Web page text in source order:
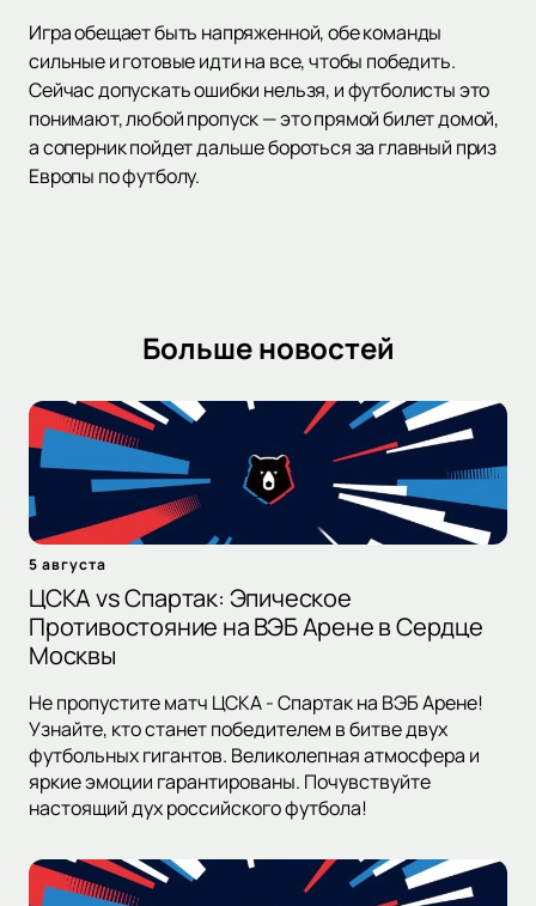
Игра обещает быть напряженной, обе команды
сильные и готовые идти на все, чтобы победить.
Сейчас допускать ошибки нельзя, и футболисты это
понимают, любой пропуск — это прямой билет домой,
а соперник пойдет дальше бороться за главный приз
Европы по футболу.
Больше новостей
5 августа
ЦСКА vs Спартак: Эпическое
Противостояние на ВЭБ Арене в Сердце
Москвы
Не пропустите матч ЦСКА - Спартак на ВЭБ Арене!
Узнайте, кто станет победителем в битве двух
футбольных гигантов. Великолепная атмосфера и
яркие эмоции гарантированы. Почувствуйте
настоящий дух российского футбола!